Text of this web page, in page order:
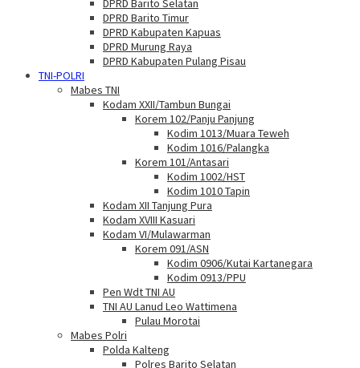
DPRD Barito Selatan
DPRD Barito Timur
DPRD Kabupaten Kapuas
DPRD Murung Raya
DPRD Kabupaten Pulang Pisau
TNI-POLRI
Mabes TNI
Kodam XXII/Tambun Bungai
Korem 102/Panju Panjung
Kodim 1013/Muara Teweh
Kodim 1016/Palangka
Korem 101/Antasari
Kodim 1002/HST
Kodim 1010 Tapin
Kodam XII Tanjung Pura
Kodam XVIII Kasuari
Kodam VI/Mulawarman
Korem 091/ASN
Kodim 0906/Kutai Kartanegara
Kodim 0913/PPU
Pen Wdt TNI AU
TNI AU Lanud Leo Wattimena
Pulau Morotai
Mabes Polri
Polda Kalteng
Polres Barito Selatan